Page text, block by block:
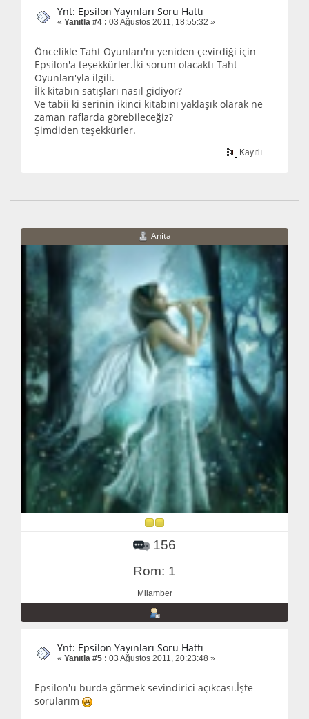
Ynt: Epsilon Yayınları Soru Hattı
« Yanıtla #4 : 03 Ağustos 2011, 18:55:32 »
Öncelikle Taht Oyunları'nı yeniden çevirdiği için
Epsilon'a teşekkürler.İki sorum olacaktı Taht
Oyunları'yla ilgili.
İlk kitabın satışları nasıl gidiyor?
Ve tabii ki serinin ikinci kitabını yaklaşık olarak ne
zaman raflarda görebileceğiz?
Şimdiden teşekkürler.
Kayıtlı
Anita
156
Rom: 1
Milamber
Ynt: Epsilon Yayınları Soru Hattı
« Yanıtla #5 : 03 Ağustos 2011, 20:23:48 »
Epsilon'u burda görmek sevindirici açıkcası.İşte
sorularım